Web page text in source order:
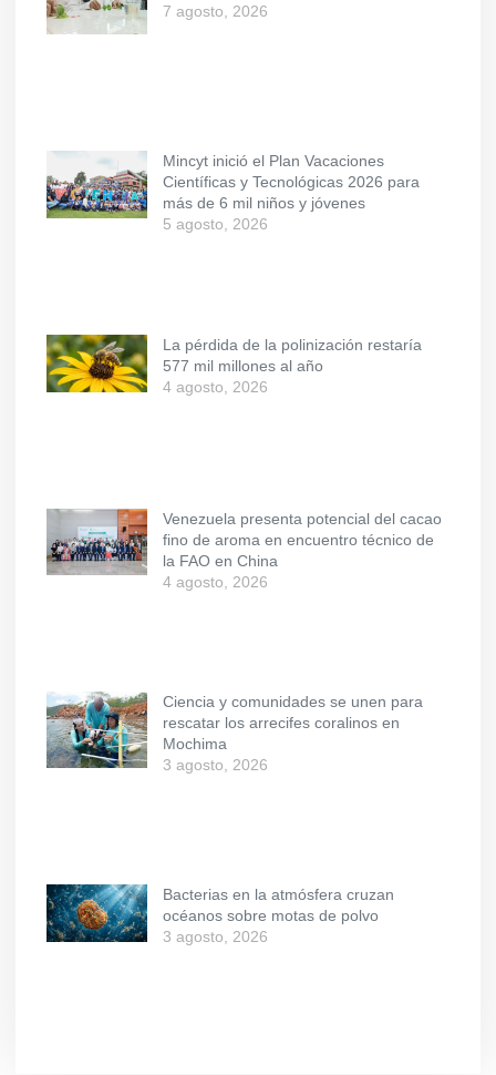
7 agosto, 2026
Mincyt inició el Plan Vacaciones
Científicas y Tecnológicas 2026 para
más de 6 mil niños y jóvenes
5 agosto, 2026
La pérdida de la polinización restaría
577 mil millones al año
4 agosto, 2026
Venezuela presenta potencial del cacao
fino de aroma en encuentro técnico de
la FAO en China
4 agosto, 2026
Ciencia y comunidades se unen para
rescatar los arrecifes coralinos en
Mochima
3 agosto, 2026
Bacterias en la atmósfera cruzan
océanos sobre motas de polvo
3 agosto, 2026